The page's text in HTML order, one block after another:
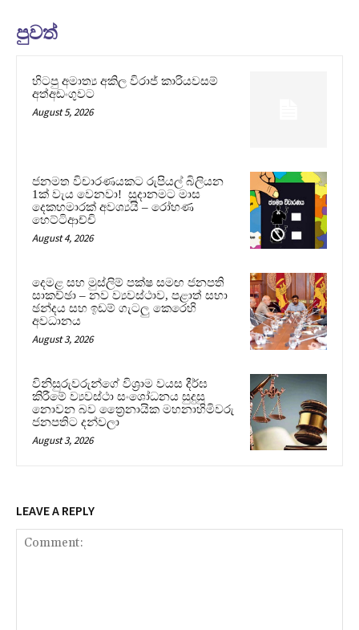
පුවත්
හිටපු අමාත්‍ය අකිල විරාජ් කාරියවසම්
අත්අඩංගුවට
August 5, 2026
ජනමත විචාරණයකට රුපියල් බිලියන
1ක් වැය වෙනවා! සූදානමට මාස
දෙකහමාරක් අවශ්‍යයි – රෝහණ
හෙට්ටිආච්චි
August 4, 2026
දෙමළ සහ මුස්ලිම් පක්ෂ සමඟ ජනපති
සාකච්ඡා – නව ව්‍යවස්ථාව, පළාත් සභා
ඡන්දය සහ ඉඩම් ගැටලු කෙරෙහි
අවධානය
August 3, 2026
විනිසුරුවරුන්ගේ විශ්‍රාම වයස දීර්ඝ
කිරීමේ ව්‍යවස්ථා සංශෝධනය සුදුසු
නොවන බව ත්‍රෛනායික මහනාහිමිවරු
ජනපතිට දන්වලා
August 3, 2026
LEAVE A REPLY